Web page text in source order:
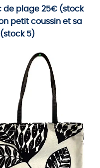
de plage 25€ (stock
petit coussin et sa
5)